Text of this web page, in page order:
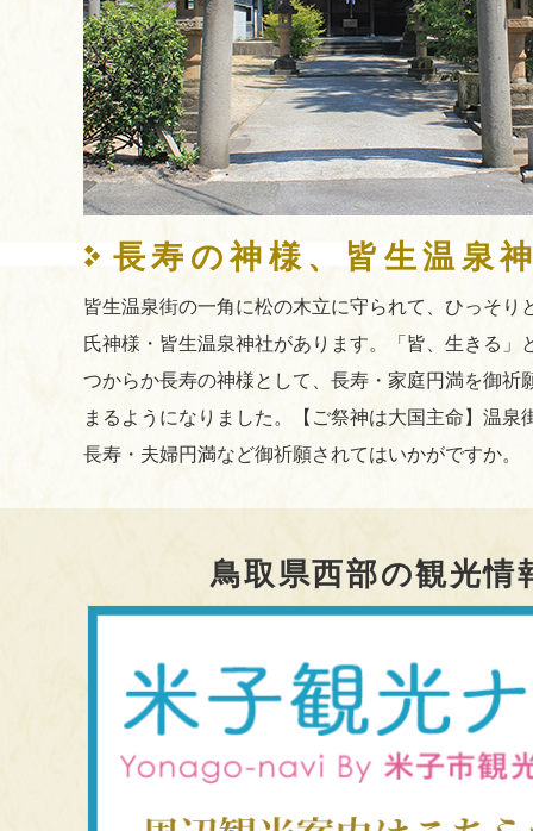
長寿の神様、皆生温泉
皆生温泉街の一角に松の木立に守られて、ひっそり
氏神様・皆生温泉神社があります。「皆、生きる」
つからか長寿の神様として、長寿・家庭円満を御祈
まるようになりました。【ご祭神は大国主命】温泉
長寿・夫婦円満など御祈願されてはいかがですか。
鳥取県西部の観光情